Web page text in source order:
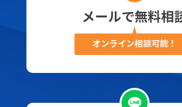
メールで無料相
オンライン相談可能！